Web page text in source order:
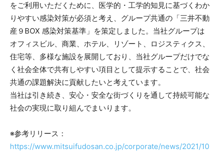
をご利用いただくために、医学的・工学的知見に基づくわか
りやすい感染対策が必須と考え、グループ共通の「三井不動
産９BOX 感染対策基準」を策定しました。当社グループは
オフィスビル、商業、ホテル、リゾート、ロジスティクス、
住宅等、多様な施設を展開しており、当社グループだけでな
く社会全体で共有しやすい項目として提示することで、社会
共通の課題解決に貢献したいと考えています。
当社は引き続き、安心・安全な街づくりを通して持続可能な
社会の実現に取り組んでまいります。
※参考リリース：
https://www.mitsuifudosan.co.jp/corporate/news/2021/10